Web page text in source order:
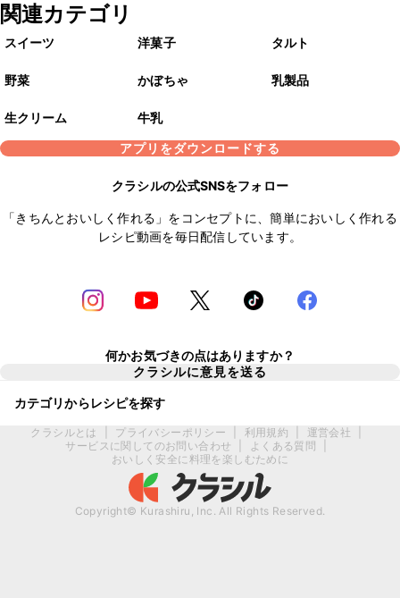
関連カテゴリ
スイーツ 洋菓子 タルト
野菜 かぼちゃ 乳製品
生クリーム
牛乳
アプリをダウンロードする
クラシルの公式SNSをフォロー
「きちんとおいしく作れる」をコンセプトに、簡単においしく作れる
レシピ動画を毎日配信しています。
何かお気づきの点はありますか？
クラシルに意見を送る
カテゴリからレシピを探す
クラシルとは プライバシーポリシー 利用規約 運営会社
サービスに関してのお問い合わせ
よくある質問
おいしく安全に料理を楽しむために
Copyright© Kurashiru, Inc. All Rights Reserved.